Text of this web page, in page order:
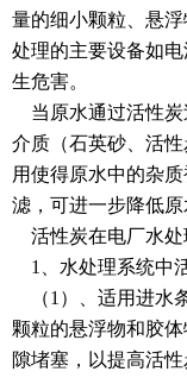
量的细小颗粒、悬
处理的主要设备如
生危害。
当原水通过活性炭
介质（石英砂、活
用使得原水中的杂
滤，可进一步降低原
活性炭在电厂水处
1、水处理系统中
（1）、适用进水
颗粒的悬浮物和胶
隙堵塞，以提高活